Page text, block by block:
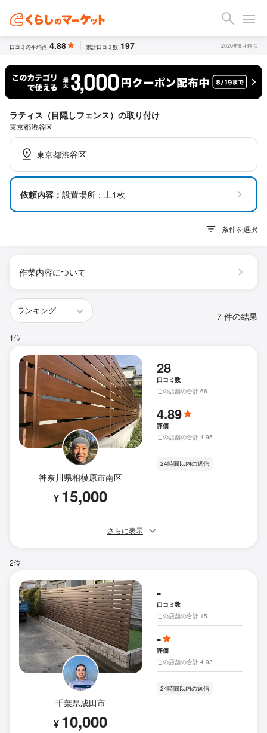
口コミの平均点 4.88 累計口コミ数 197 2026年8月時点
ラティス（目隠しフェンス）の取り付け
東京都渋谷区
東京都渋谷区
依頼内容： 設置場所：土1枚
条件を選択
作業内容について
7 件の結果
1位
神奈川県相模原市南区
¥ 15,000
28
口コミ数
この店舗の合計 66
4.89
評価
この店舗の合計 4.95
24時間以内の返信
さらに表示
2位
千葉県成田市
¥ 10,000
-
口コミ数
この店舗の合計 15
-
評価
この店舗の合計 4.93
24時間以内の返信